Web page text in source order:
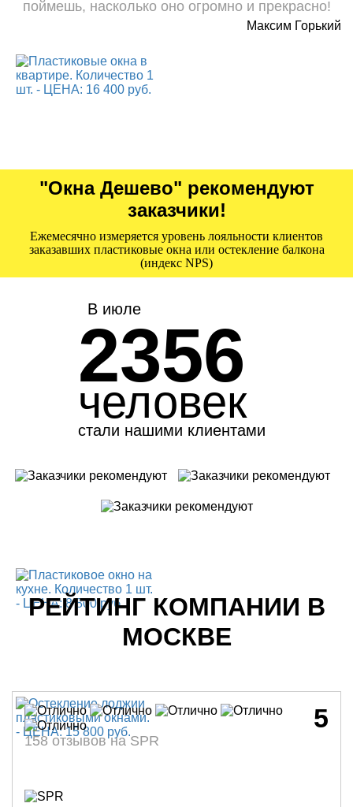
поймешь, насколько оно огромно и прекрасно!
Максим Горький
"Окна Дешево" рекомендуют
заказчики!
Ежемесячно измеряется уровень лояльности клиентов
заказавших пластиковые окна или остекление балкона
(индекс NPS)
В июле
2356
человек
стали нашими клиентами
РЕЙТИНГ КОМПАНИИ В
МОСКВЕ
5
158 отзывов на SPR